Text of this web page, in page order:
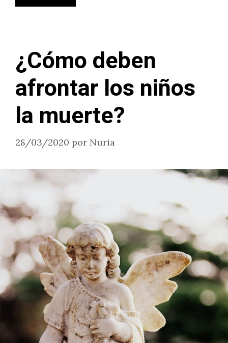
¿Cómo deben
afrontar los niños
la muerte?
28/03/2020 por Nuria